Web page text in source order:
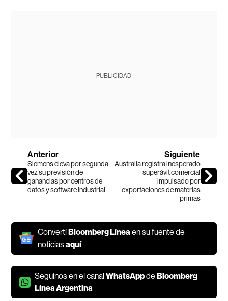
PUBLICIDAD
Anterior
Siemens eleva por segunda
vez su previsión de
ganancias por centros de
datos y software industrial
Siguiente
Australia registra inesperado
superávit comercial
impulsado por
exportaciones de materias
primas
ConvertíBloomberg Línea en su fuente de
noticiasaquí
Seguínos en el canalWhatsAppdeBloomberg
Línea Argentina